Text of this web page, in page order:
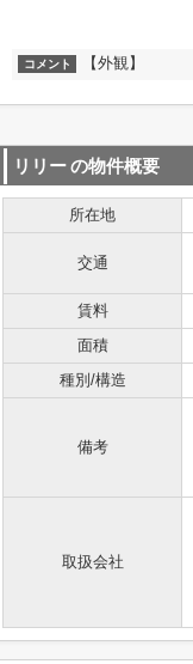
コメント 【外観】
リリーの物件概要
所在地
交通
賃料
面積
種別/構造
備考
取扱会社